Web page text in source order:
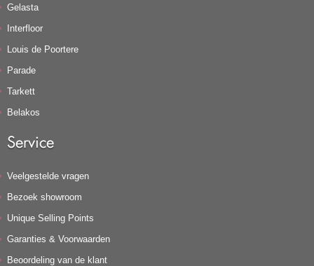
Gelasta
Interfloor
Louis de Poortere
Parade
Tarkett
Belakos
Service
Veelgestelde vragen
Bezoek showroom
Unique Selling Points
Garanties & Voorwaarden
Beoordeling van de klant